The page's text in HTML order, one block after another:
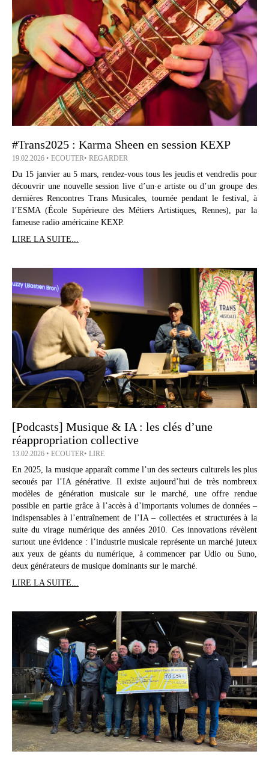
#Trans2025 : Karma Sheen en session KEXP
19.02.2026 ECOUTER REGARDER
Du 15 janvier au 5 mars, rendez-vous tous les jeudis et vendredis pour
découvrir une nouvelle session live d’un·e artiste ou d’un groupe des
dernières Rencontres Trans Musicales, tournée pendant le festival, à
l’ESMA (École Supérieure des Métiers Artistiques, Rennes), par la
fameuse radio américaine KEXP.
LIRE LA SUITE...
[Podcasts] Musique & IA : les clés d’une
réappropriation collective
13.02.2026 ECOUTER LIRE
En 2025, la musique apparaît comme l’un des secteurs culturels les plus
secoués par l’IA générative. Il existe aujourd’hui de très nombreux
modèles de génération musicale sur le marché, une offre rendue
possible en partie grâce à l’accès à d’importants volumes de données –
indispensables à l’entraînement de l’IA – collectées et structurées à la
suite du virage numérique des années 2010. Ces innovations révèlent
surtout une évidence : l’industrie musicale représente un marché juteux
aux yeux de géants du numérique, à commencer par Udio ou Suno,
deux générateurs de musique dominants sur le marché.
LIRE LA SUITE...